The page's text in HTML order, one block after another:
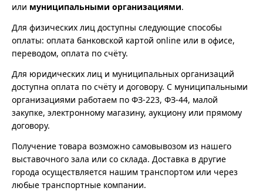
или муниципальными организациями.
Для физических лиц доступны следующие способы
оплаты: оплата банковской картой online или в офисе,
переводом, оплата по счёту.
Для юридических лиц и муниципальных организаций
доступна оплата по счёту и договору. С муниципальными
организациями работаем по ФЗ-223, ФЗ-44, малой
закупке, электронному магазину, аукциону или прямому
договору.
Получение товара возможно самовывозом из нашего
выставочного зала или со склада. Доставка в другие
города осуществляется нашим транспортом или через
любые транспортные компании.